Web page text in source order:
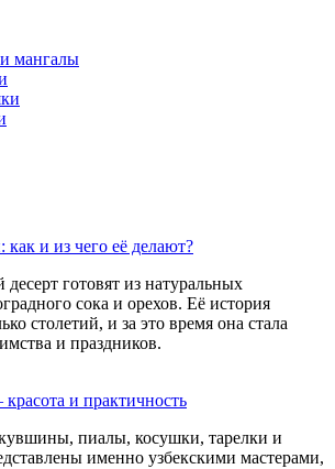
мангалы
как и из чего её делают?
готовят из натуральных
сока и орехов. Её история
столетий, и за это время она стала
и праздников.
и практичность
пиалы, косушки, тарелки и
именно узбекскими мастерами,